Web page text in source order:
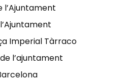
l’Ajuntament
Imperial Tàrraco
l’ajuntament